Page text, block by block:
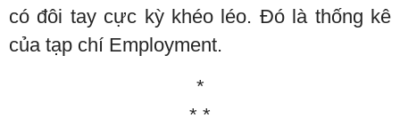
có đôi tay cực kỳ khéo léo. Đó là thống kê
của tạp chí Employment.
*
* *